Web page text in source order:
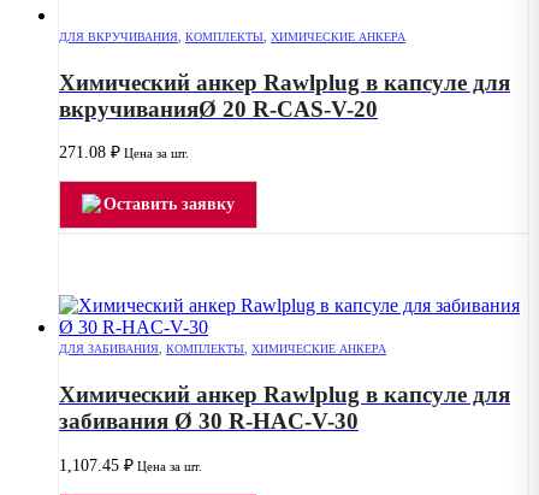
ДЛЯ ВКРУЧИВАНИЯ КОМПЛЕКТЫ ХИМИЧЕСКИЕ АНКЕРА
Химический анкер Rawlplug в капсуле для
вкручиванияØ 20 R-CAS-V-20
271.08 ₽ Цена за шт.
Оставить заявку
ДЛЯ ЗАБИВАНИЯ, КОМПЛЕКТЫ, ХИМИЧЕСКИЕ АНКЕРА
Химический анкер Rawlplug в капсуле для
забивания Ø 30 R-HAC-V-30
1,107.45 ₽ Цена за шт.